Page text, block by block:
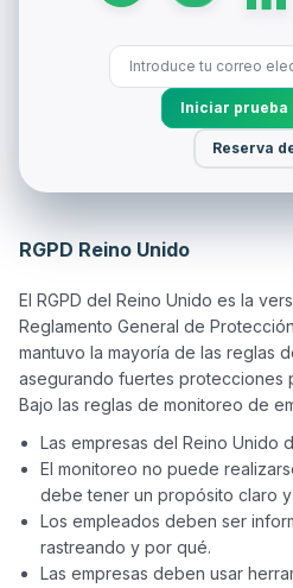
Iniciar prueba
Reserva
RGPD Reino Unido
El RGPD del Reino Unido es la
Reglamento General de
mantuvo la mayoría de las reglas
asegurando fuertes protecciones
Las empresas del Reino Unido
El monitoreo no puede
debe tener un propósito claro y
Los empleados deben ser
rastreando y por qué.
Las empresas deben usar